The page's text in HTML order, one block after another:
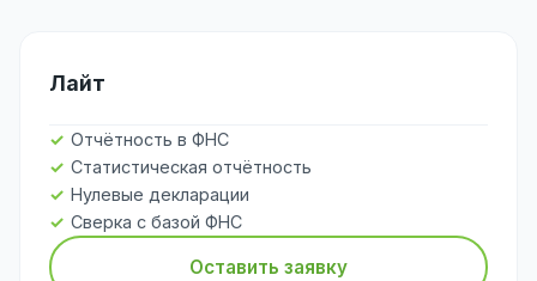
Лайт
Отчётность в ФНС
Статистическая отчётность
Нулевые декларации
Сверка с базой ФНС
Оставить заявку